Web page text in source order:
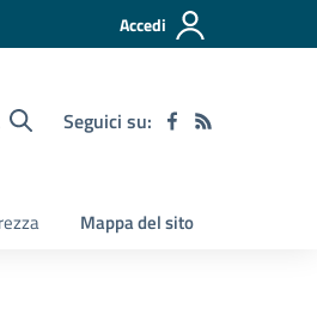
Accedi
Seguici su:
Mappa del sito